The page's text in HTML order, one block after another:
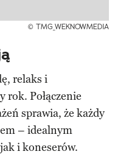
© TMG_WEKNOWMEDIA
relaks i
rok. Połączenie
sprawia, że ​​każdy
– idealnym
i koneserów.